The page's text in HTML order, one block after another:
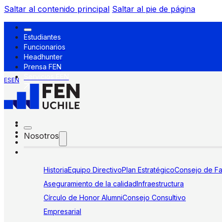
Saltar al contenido principal Saltar al pie de página
Estudiantes
Funcionarios
Headhunter
Prensa FEN
ESEN
Nosotros
HistoriaEquipo DirectivoPlan EstratégicoConsejo de
Aseguramiento de la calidadInfraestructura
Círculo de Honor AlumniConsejo Consultivo
Empresarial